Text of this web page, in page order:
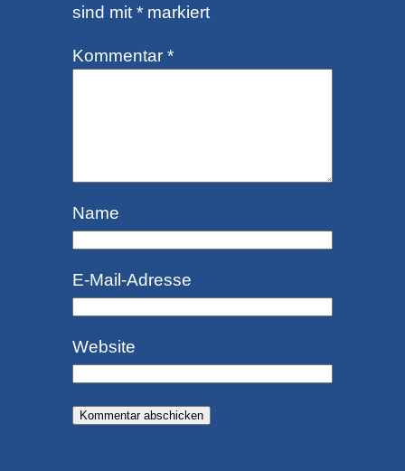
sind mit *markiert
Kommentar *
Name
E-Mail-Adresse
Website